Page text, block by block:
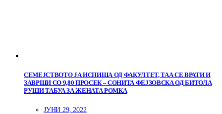
СЕМЕЈСТВОТО ЈА ИСПИША ОД ФАКУЛТЕТ, ТАА СЕ ВРАТИ И
ЗАВРШИ СО 9,80 ПРОСЕК – СОНИТА ФЕЈЗОВСКА ОД БИТОЛА
РУШИ ТАБУА ЗА ЖЕНАТА РОМКА
ЈУНИ 29, 2022